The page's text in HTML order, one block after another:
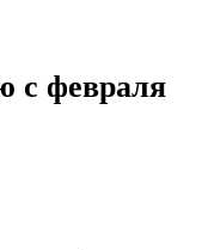
с февраля